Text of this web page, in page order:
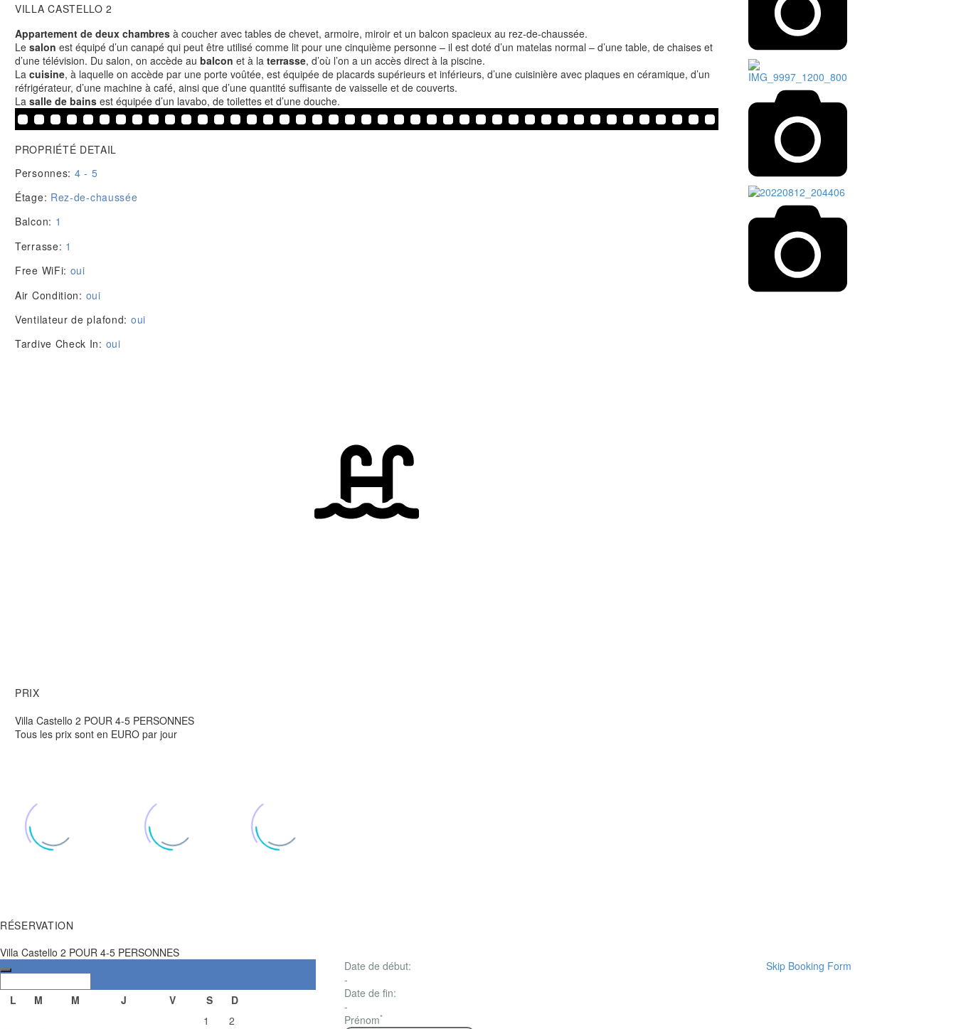
VILLA CASTELLO 2
Appartement de deux chambres à coucher avec tables de chevet, armoire, miroir et un balcon spacieux au rez-de-chaussée.
Le salon est équipé d’un canapé qui peut être utilisé comme lit pour une cinquième personne – il est doté d’un matelas normal – d’une table, de chaises et
d’une télévision. Du salon, on accède au balcon et à la terrasse, d’où l’on a un accès direct à la piscine.
La cuisine, à laquelle on accède par une porte voûtée, est équipée de placards supérieurs et inférieurs, d’une cuisinière avec plaques en céramique, d’un
réfrigérateur, d’une machine à café, ainsi que d’une quantité suffisante de vaisselle et de couverts.
La salle de bains est équipée d’un lavabo, de toilettes et d’une douche.
PROPRIÉTÉ DETAIL
Personnes: 4 - 5
Étage: Rez-de-chaussée
Balcon: 1
Terrasse: 1
Free WiFi: oui
Air Condition: oui
Ventilateur de plafond: oui
Tardive Check In: oui
PRIX
Villa Castello 2 POUR 4-5 PERSONNES
Tous les prix sont en EURO par jour
MAR / AVR / MAI
JUN / JUL / AOÛ / SEP
RÉSERVATION
Villa Castello 2 POUR 4-5 PERSONNES
Skip Booking Form
L M M J V S
D
1
2
Date de début:
-
Date de fin:
-
Prénom*